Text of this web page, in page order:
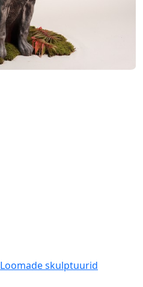
Loomade skulptuurid